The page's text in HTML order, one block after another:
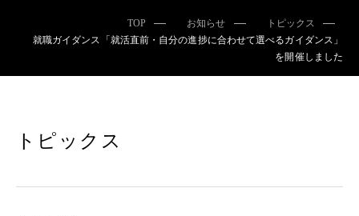
TOP お知らせ
トピックス
就職ガイダンス「就活直前・自分の進捗に合わせて選べるガイダンス」
を開催しました
トピックス